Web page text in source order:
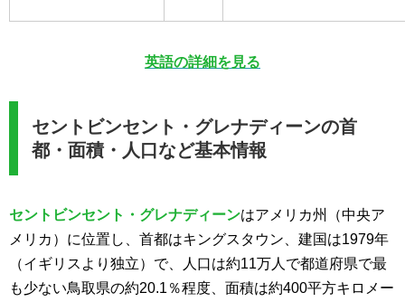
英語の詳細を見る
セントビンセント・グレナディーンの首
都・面積・人口など基本情報
セントビンセント・グレナディーンはアメリカ州（中央ア
メリカ）に位置し、首都はキングスタウン、建国は1979年
（イギリスより独立）で、人口は約11万人で都道府県で最
も少ない鳥取県の約20.1％程度、面積は約400平方キロメー